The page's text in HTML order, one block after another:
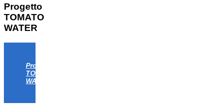
Progetto
TOMATO
WATER
Progetto
TOMATO
WATER